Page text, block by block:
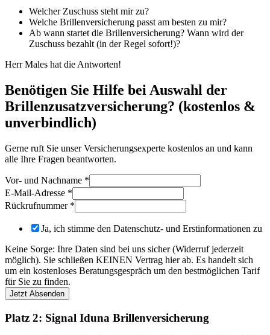
Welcher Zuschuss steht mir zu?
Welche Brillenversicherung passt am besten zu mir?
Ab wann startet die Brillenversicherung? Wann wird der
Zuschuss bezahlt (in der Regel sofort!)?
Herr Males hat die Antworten!
Benötigen Sie Hilfe bei Auswahl der
Brillenzusatzversicherung? (kostenlos &
unverbindlich)
Gerne ruft Sie unser Versicherungsexperte kostenlos an und kann
alle Ihre Fragen beantworten.
Vor- und Nachname *
E-Mail-Adresse *
Rückrufnummer *
Ja, ich stimme den Datenschutz- und Erstinformationen zu
Keine Sorge: Ihre Daten sind bei uns sicher (Widerruf jederzeit
möglich). Sie schließen KEINEN Vertrag hier ab. Es handelt sich
um ein kostenloses Beratungsgespräch um den bestmöglichen Tarif
für Sie zu finden.
Jetzt Absenden
Platz 2: Signal Iduna Brillenversicherung